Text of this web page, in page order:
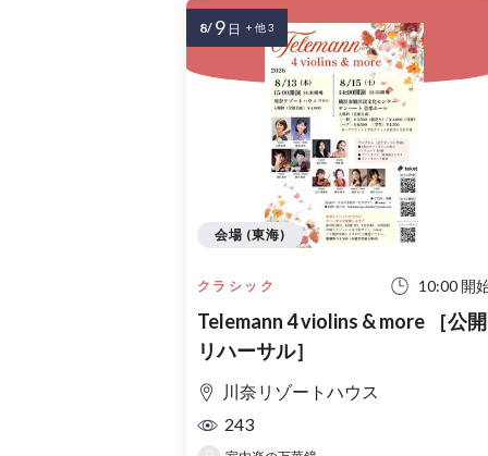
クラシック 10:00 開
Telemann 4 violins & more ［公開
リハーサル］
川奈リゾートハウス
243
会場 (東海)
8/ 9 日 + 他 3